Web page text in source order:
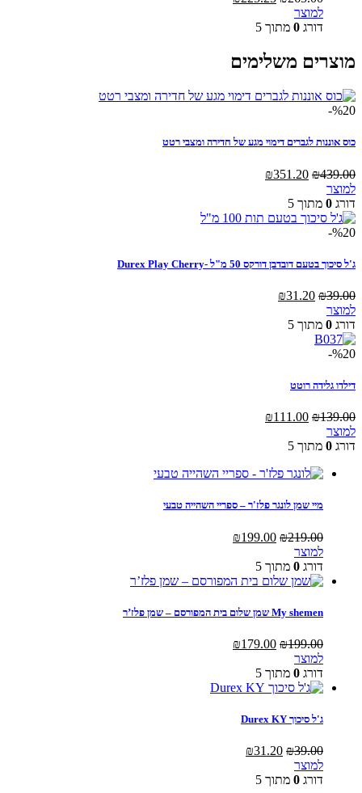
היה:
למוצרלמוצר
זה
מספר
סוגים.
לבחור
בעמוד
דורג 0 מתוך 5
מוצרים משלימים
%20-
כוס אוננות לגברים דימוי מגע של חדירה ומצבי רטט
₪439.00
המחיר
היה:
₪439.00.
₪351.20
₪351.20.
למוצר
דורג 0 מתוך 5
%20-
ג'ל סיכוך בטעם דובדבן דורקס 50 מ"ל -Durex Play Cherry
₪39.00
המחיר
היה:
₪39.00.
₪31.20
למוצר
דורג 0 מתוך 5
%20-
דילדו גלידה רוטט
₪139.00
המחיר
היה:
₪111.00
למוצר
דורג 0 מתוך 5
מיי שמן לונגר פלז'ר – ספריי השהייה טבעי
₪219.00
המחיר
היה:
₪219.00.
₪199.00
₪199.00.
למוצר
דורג 0 מתוך 5
My shemen שמן שלום בית המפורסם – שמן פלז’ר
₪199.00
המחיר
היה:
₪199.00.
₪179.00
₪179.00.
למוצר
דורג 0 מתוך 5
ג'ל סיכוך Durex KY
₪39.00
המחיר
היה:
₪31.20
למוצר
דורג 0 מתוך 5